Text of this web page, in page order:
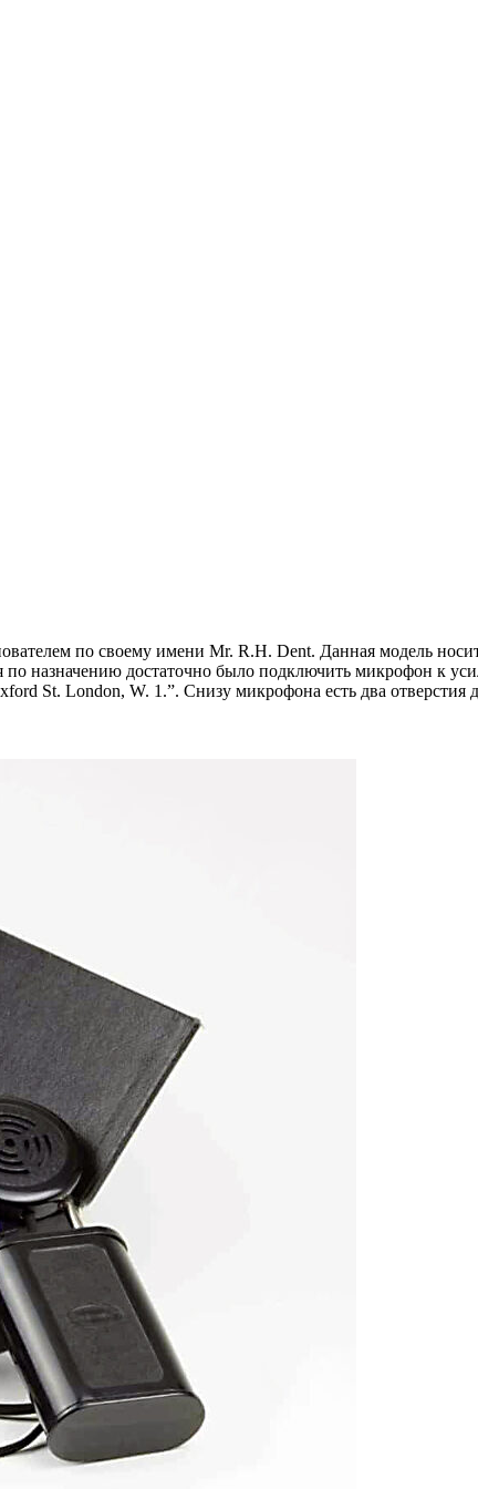
по своему имени Mr. R.H. Dent. Данная модель
назначению достаточно было подключить микрофон к
St. London, W. 1.”. Снизу микрофона есть два отверстия